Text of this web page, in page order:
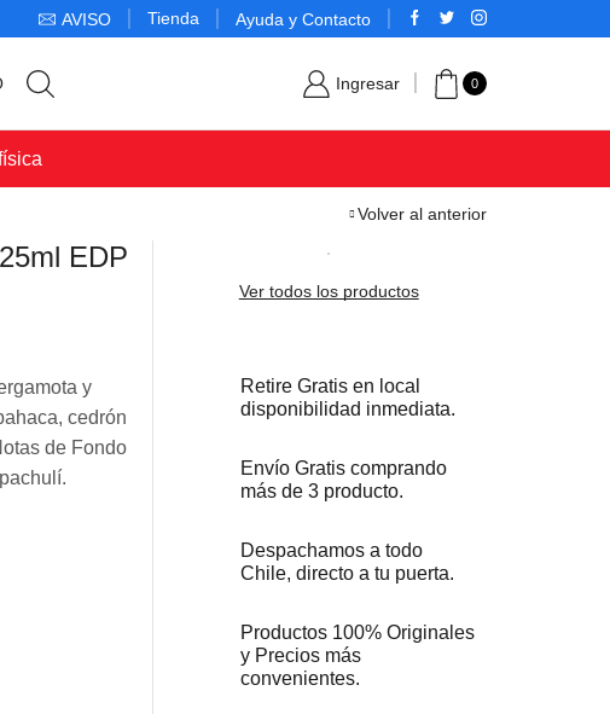
AVISO Tienda Ayuda y Contacto
Ingresar 0
Volver al anterior
EDP
y
cedrón
de Fondo
Ver todos los productos
Retire Gratis en local
disponibilidad inmediata.
Envío Gratis comprando
más de 3 producto.
Despachamos a todo
Chile, directo a tu puerta.
Productos 100% Originales
y Precios más
convenientes.